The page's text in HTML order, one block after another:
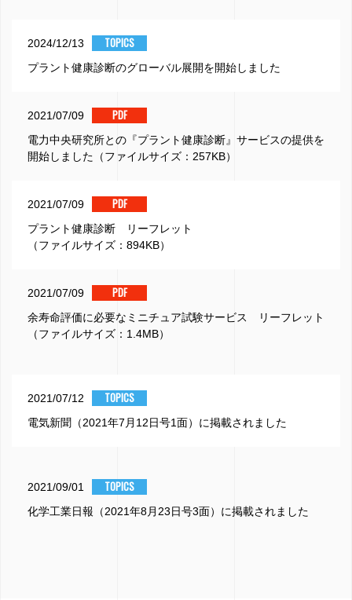
2024/12/13 TOPICS
プラント健康診断のグローバル展開を開始しました
2021/07/09 PDF
電力中央研究所との『プラント健康診断』サービスの提供を
開始しました（ファイルサイズ：257KB）
2021/07/09 PDF
プラント健康診断 リーフレット
（ファイルサイズ：894KB）
2021/07/09 PDF
余寿命評価に必要なミニチュア試験サービス リーフレット
（ファイルサイズ：1.4MB）
2021/07/12 TOPICS
電気新聞（2021年7月12日号1面）に掲載されました
2021/09/01 TOPICS
化学工業日報（2021年8月23日号3面）に掲載されました